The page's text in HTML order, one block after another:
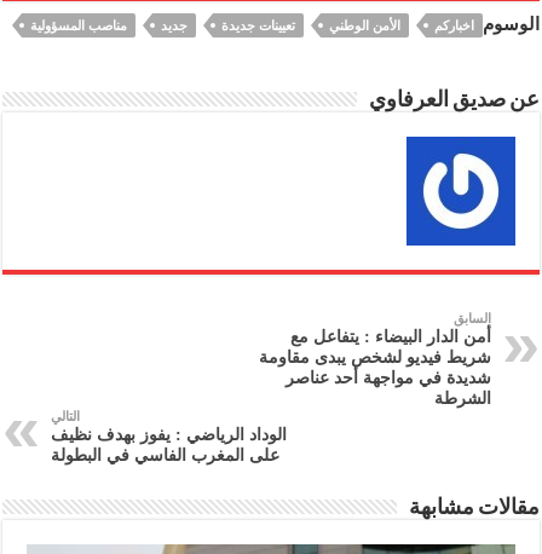
الوسوم اخباركم الأمن الوطني تعيينات جديدة جديد مناصب المسؤولية
عن صديق العرفاوي
السابق
أمن الدار البيضاء : يتفاعل مع
شريط فيديو لشخص يبدى مقاومة
شديدة في مواجهة أحد عناصر
الشرطة
التالي
الوداد الرياضي : يفوز بهدف نظيف
على المغرب الفاسي في البطولة
مقالات مشابهة